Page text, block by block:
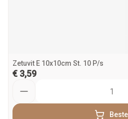
Zetuvit E 10x10cm St. 10 P/s
€ 3,59
Bestel